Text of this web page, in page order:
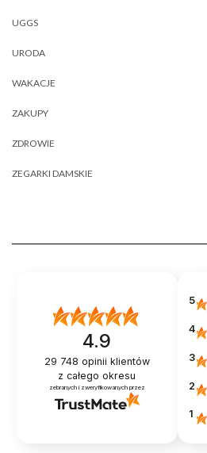
UGGS
URODA
WAKACJE
ZAKUPY
ZDROWIE
ZEGARKI DAMSKIE
4.9
29 748 opinii klientów
z całego okresu
zebranych i zweryfikowanych przez
5
4
3
2
1